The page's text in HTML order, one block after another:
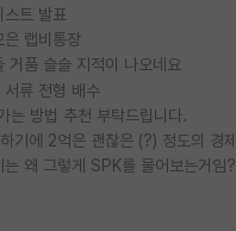
스트 발표
은 랩비통장
거품 슬슬 지적이 나오네요
서류 전형 배수
는 방법 추천 부탁드립니다.
는 왜 그렇게 SPK를 물어보는거임?